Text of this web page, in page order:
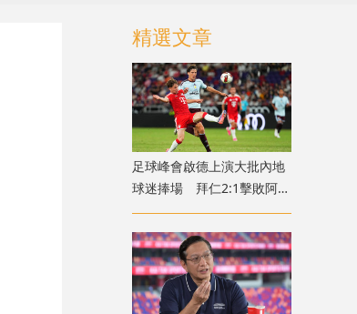
精選文章
足球峰會啟德上演大批內地
球迷捧場 拜仁2:1擊敗阿士
東維拉